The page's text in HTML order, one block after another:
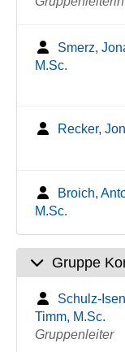
Smerz,
M.Sc.
Recker,
Broich,
M.Sc.
Gruppe
Schulz-
Timm, M.Sc.
Gruppenleiter